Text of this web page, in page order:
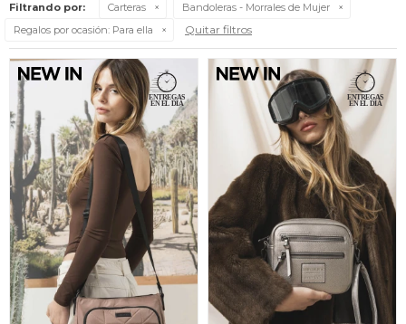
Filtrando por: Carteras
Bandoleras - Morrales de Mujer
Regalos por ocasión: Para ella Quitar filtros